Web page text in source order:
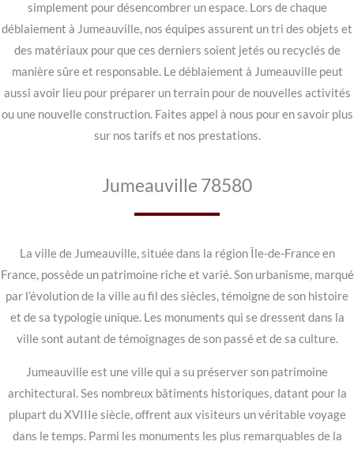
simplement pour désencombrer un espace. Lors de chaque
déblaiement à Jumeauville, nos équipes assurent un tri des objets et
des matériaux pour que ces derniers soient jetés ou recyclés de
manière sûre et responsable. Le déblaiement à Jumeauville peut
aussi avoir lieu pour préparer un terrain pour de nouvelles activités
ou une nouvelle construction. Faites appel à nous pour en savoir plus
sur nos tarifs et nos prestations.
Jumeauville 78580
La ville de Jumeauville, située dans la région Île-de-France en
France, possède un patrimoine riche et varié. Son urbanisme, marqué
par l’évolution de la ville au fil des siècles, témoigne de son histoire
et de sa typologie unique. Les monuments qui se dressent dans la
ville sont autant de témoignages de son passé et de sa culture.
Jumeauville est une ville qui a su préserver son patrimoine
architectural. Ses nombreux bâtiments historiques, datant pour la
plupart du XVIIIe siècle, offrent aux visiteurs un véritable voyage
dans le temps. Parmi les monuments les plus remarquables de la